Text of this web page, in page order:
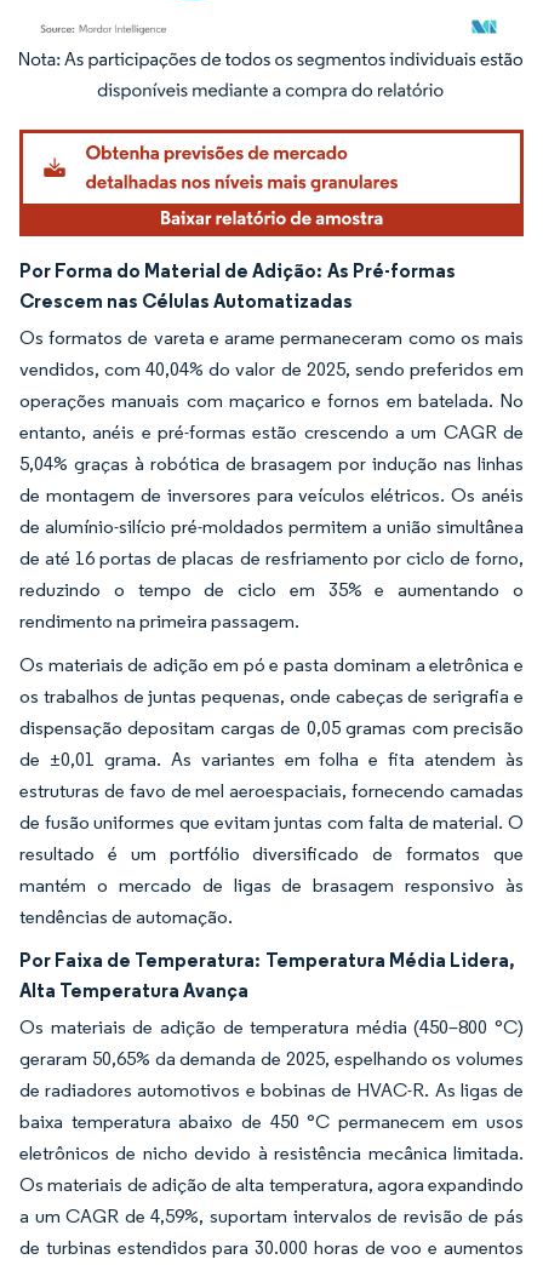
Imagem © Mordor Intelligence. O reuso requer atribuição conforme CC BY 4.0.
Por Forma do Material de Adição: As Pré-formas
Crescem nas Células Automatizadas
Os formatos de vareta e arame permaneceram como os mais
vendidos, com 40,04% do valor de 2025, sendo preferidos em
operações manuais com maçarico e fornos em batelada. No
entanto, anéis e pré-formas estão crescendo a um CAGR de
5,04% graças à robótica de brasagem por indução nas linhas
de montagem de inversores para veículos elétricos. Os anéis
de alumínio-silício pré-moldados permitem a união simultânea
de até 16 portas de placas de resfriamento por ciclo de forno,
reduzindo o tempo de ciclo em 35% e aumentando o
rendimento na primeira passagem.
Os materiais de adição em pó e pasta dominam a eletrônica e
os trabalhos de juntas pequenas, onde cabeças de serigrafia e
dispensação depositam cargas de 0,05 gramas com precisão
de ±0,01 grama. As variantes em folha e fita atendem às
estruturas de favo de mel aeroespaciais, fornecendo camadas
de fusão uniformes que evitam juntas com falta de material. O
resultado é um portfólio diversificado de formatos que
mantém o mercado de ligas de brasagem responsivo às
tendências de automação.
Por Faixa de Temperatura: Temperatura Média Lidera,
Alta Temperatura Avança
Os materiais de adição de temperatura média (450–800 °C)
geraram 50,65% da demanda de 2025, espelhando os volumes
de radiadores automotivos e bobinas de HVAC-R. As ligas de
baixa temperatura abaixo de 450 °C permanecem em usos
eletrônicos de nicho devido à resistência mecânica limitada.
Os materiais de adição de alta temperatura, agora expandindo
a um CAGR de 4,59%, suportam intervalos de revisão de pás
de turbinas estendidos para 30.000 horas de voo e aumentos